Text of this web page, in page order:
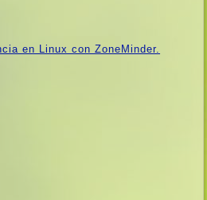
en Linux con ZoneMinder.